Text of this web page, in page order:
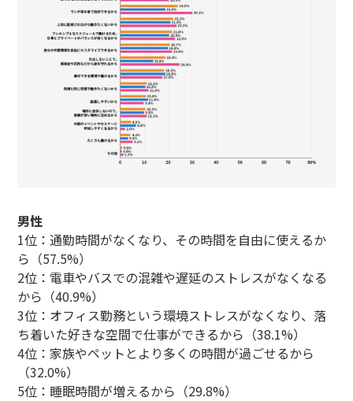
男性
1位：通勤時間がなくなり、その時間を自由に使えるか
ら（57.5%）
2位：電車やバスでの混雑や遅延のストレスがなくなる
から（40.9%）
3位：オフィス勤務という環境ストレスがなくなり、落
ち着いた好きな空間で仕事ができるから（38.1%）
4位：家族やペットとより多くの時間が過ごせるから
（32.0%）
5位：睡眠時間が増えるから（29.8%）